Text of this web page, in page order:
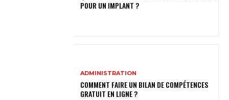
POUR UN IMPLANT ?
ADMINISTRATION
COMMENT FAIRE UN BILAN DE COMPÉTENCES
GRATUIT EN LIGNE ?